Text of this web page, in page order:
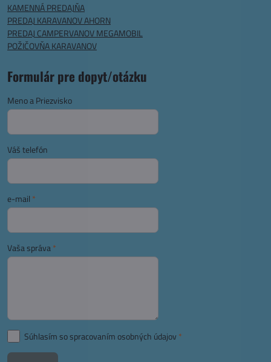
KAMENNÁ PREDAJŇA
PREDAJ KARAVANOV AHORN
PREDAJ CAMPERVANOV MEGAMOBIL
POŽIČOVŇA KARAVANOV
Formulár pre dopyt/otázku
Meno a Priezvisko
Váš telefón
e-mail *
Vaša správa*
Súhlasím so spracovaním osobných údajov *